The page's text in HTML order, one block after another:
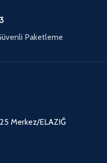
Paketleme
Merkez/ELAZIĞ